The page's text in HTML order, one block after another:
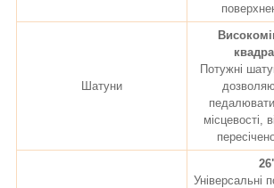
Шатуни
Потужні
місцевості,
Універсальні